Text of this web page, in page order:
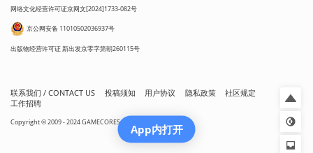
网络文化经营许可证京网文[2024]1733-082号
京公网安备 11010502036937号
出版物经营许可证 新出发京零字第朝260115号
联系我们 / CONTACT US 投稿须知 用户协议 隐私政策
社区规定
工作招聘
Copyright © 2009 - 2024 GAMECORES. All Rights Reserved
App内打开